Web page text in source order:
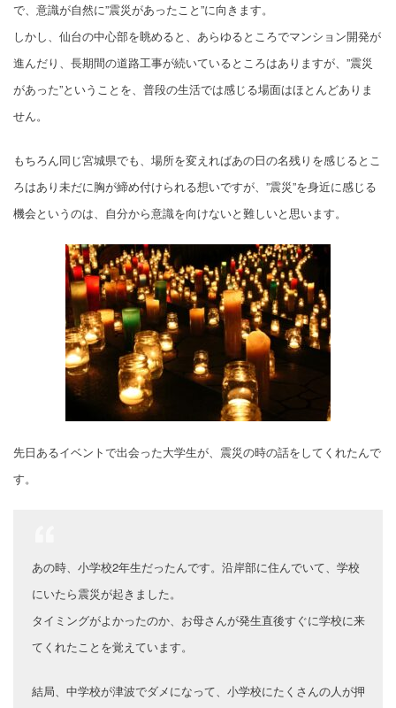
で、意識が自然に”震災があったこと”に向きます。
しかし、仙台の中心部を眺めると、あらゆるところでマンション開発が
進んだり、長期間の道路工事が続いているところはありますが、”震災
があった”ということを、普段の生活では感じる場面はほとんどありま
せん。
もちろん同じ宮城県でも、場所を変えればあの日の名残りを感じるとこ
ろはあり未だに胸が締め付けられる想いですが、”震災”を身近に感じる
機会というのは、自分から意識を向けないと難しいと思います。
先日あるイベントで出会った大学生が、震災の時の話をしてくれたんで
す。
あの時、小学校2年生だったんです。沿岸部に住んでいて、学校
にいたら震災が起きました。
タイミングがよかったのか、お母さんが発生直後すぐに学校に来
てくれたことを覚えています。
結局、中学校が津波でダメになって、小学校にたくさんの人が押